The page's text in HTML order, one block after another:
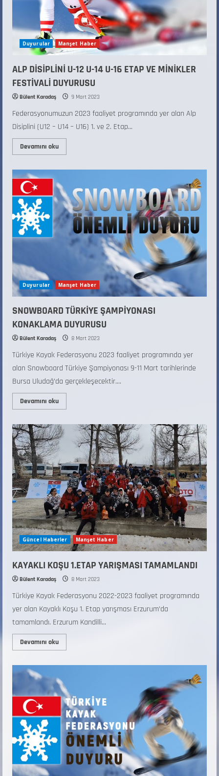
Duyurular Manşet Haber
ALP DİSİPLİNİ U-12 U-14 U-16 ETAP VE MİNİKLER
FESTİVALİ DUYURUSU
Bülent Karadaş 9 Mart 2023
Federasyonumuzun 2023 faaliyet programında yer alan Alp
Disiplini (U12 – U14 – U16) 1. ve 2. Etap...
Devamını oku
Duyurular Manşet Haber
SNOWBOARD TÜRKİYE ŞAMPİYONASI
KONAKLAMA DUYURUSU
Bülent Karadaş 8 Mart 2023
Türkiye Kayak Federasyonu 2023 faaliyet programında yer
alan Snowboard Türkiye Şampiyonası 9-11 Mart tarihlerinde
Bursa Uludağ’da gerçekleşecektir....
Devamını oku
Güncel Haberler Manşet Haber
KAYAKLI KOŞU 1.ETAP YARIŞMASI TAMAMLANDI
Bülent Karadaş 8 Mart 2023
Türkiye Kayak Federasyonu 2022-2023 faaliyet programında
yer alan Kayaklı Koşu 1. Etap yarışması Erzurum’da
tamamlandı. Erzurum Kandilli...
Devamını oku